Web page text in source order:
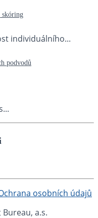
skóring
individuálního...
podvodů
osobních údajů
Bureau, a.s.